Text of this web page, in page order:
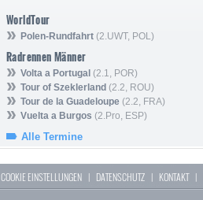
WorldTour
Polen-Rundfahrt (2.UWT, POL)
Radrennen Männer
Volta a Portugal (2.1, POR)
Tour of Szeklerland (2.2, ROU)
Tour de la Guadeloupe (2.2, FRA)
Vuelta a Burgos (2.Pro, ESP)
Alle Termine
COOKIE EINSTELLUNGEN | DATENSCHUTZ | KONTAKT|